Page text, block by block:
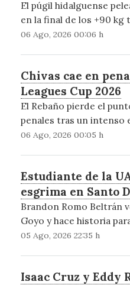
El púgil hidalguense
en la final de los +90 kg
06 Ago, 2026 00:06 h
Chivas cae en
Leagues Cup 2026
El Rebaño pierde el
penales tras un intenso
06 Ago, 2026 00:05 h
Estudiante de la
esgrima en Santo
Brandon Romo Beltrán
Goyo y hace historia
05 Ago, 2026 22:35 h
Isaac Cruz y Eddy